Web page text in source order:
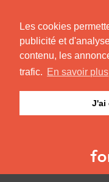
Les cookies
publicité et
contenu, les
trafic. En savoir plus
J'ai